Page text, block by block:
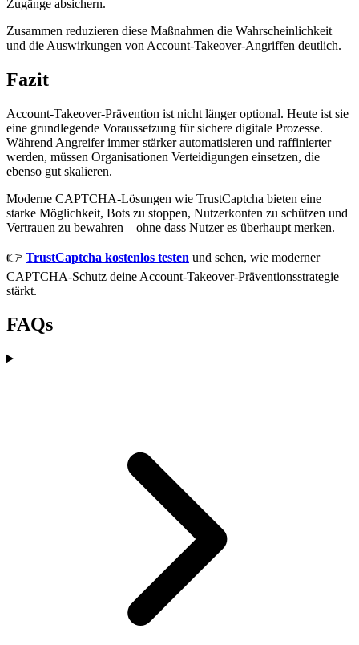
Zugänge absichern.
Zusammen reduzieren diese Maßnahmen die Wahrscheinlichkeit
und die Auswirkungen von Account-Takeover-Angriffen deutlich.
Fazit
Account-Takeover-Prävention ist nicht länger optional. Heute ist sie
eine grundlegende Voraussetzung für sichere digitale Prozesse.
Während Angreifer immer stärker automatisieren und raffinierter
werden, müssen Organisationen Verteidigungen einsetzen, die
ebenso gut skalieren.
Moderne CAPTCHA-Lösungen wie TrustCaptcha bieten eine
starke Möglichkeit, Bots zu stoppen, Nutzerkonten zu schützen und
Vertrauen zu bewahren – ohne dass Nutzer es überhaupt merken.
👉 TrustCaptcha kostenlos testen und sehen, wie moderner
CAPTCHA-Schutz deine Account-Takeover-Präventionsstrategie
stärkt.
FAQs